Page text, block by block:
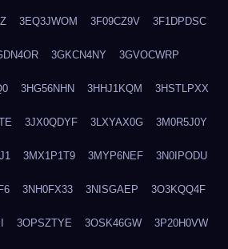
3EQ3JWOM 3F09CZ9V 3F1DPDSC
3GKCN4NY 3GVOCWRP
3HG56NHN 3HHJ1KQM 3HSTLPXX
3JX0QDYF 3LXYAX0G 3M0R5J0Y
3MX1P1T9 3MYP6NEF 3N0IPODU
3NH0FX33 3NISGAEP 3O3KQQ4F
3OPSZTYE 3OSK46GW 3P20H0VW